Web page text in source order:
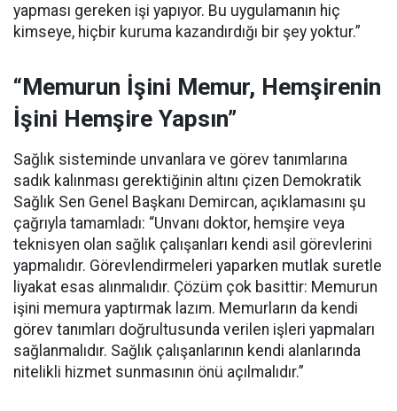
yapması gereken işi yapıyor. Bu uygulamanın hiç
kimseye, hiçbir kuruma kazandırdığı bir şey yoktur.”
“Memurun İşini Memur, Hemşirenin
İşini Hemşire Yapsın”
Sağlık sisteminde unvanlara ve görev tanımlarına
sadık kalınması gerektiğinin altını çizen Demokratik
Sağlık Sen Genel Başkanı Demircan, açıklamasını şu
çağrıyla tamamladı: “Unvanı doktor, hemşire veya
teknisyen olan sağlık çalışanları kendi asil görevlerini
yapmalıdır. Görevlendirmeleri yaparken mutlak suretle
liyakat esas alınmalıdır. Çözüm çok basittir: Memurun
işini memura yaptırmak lazım. Memurların da kendi
görev tanımları doğrultusunda verilen işleri yapmaları
sağlanmalıdır. Sağlık çalışanlarının kendi alanlarında
nitelikli hizmet sunmasının önü açılmalıdır.”